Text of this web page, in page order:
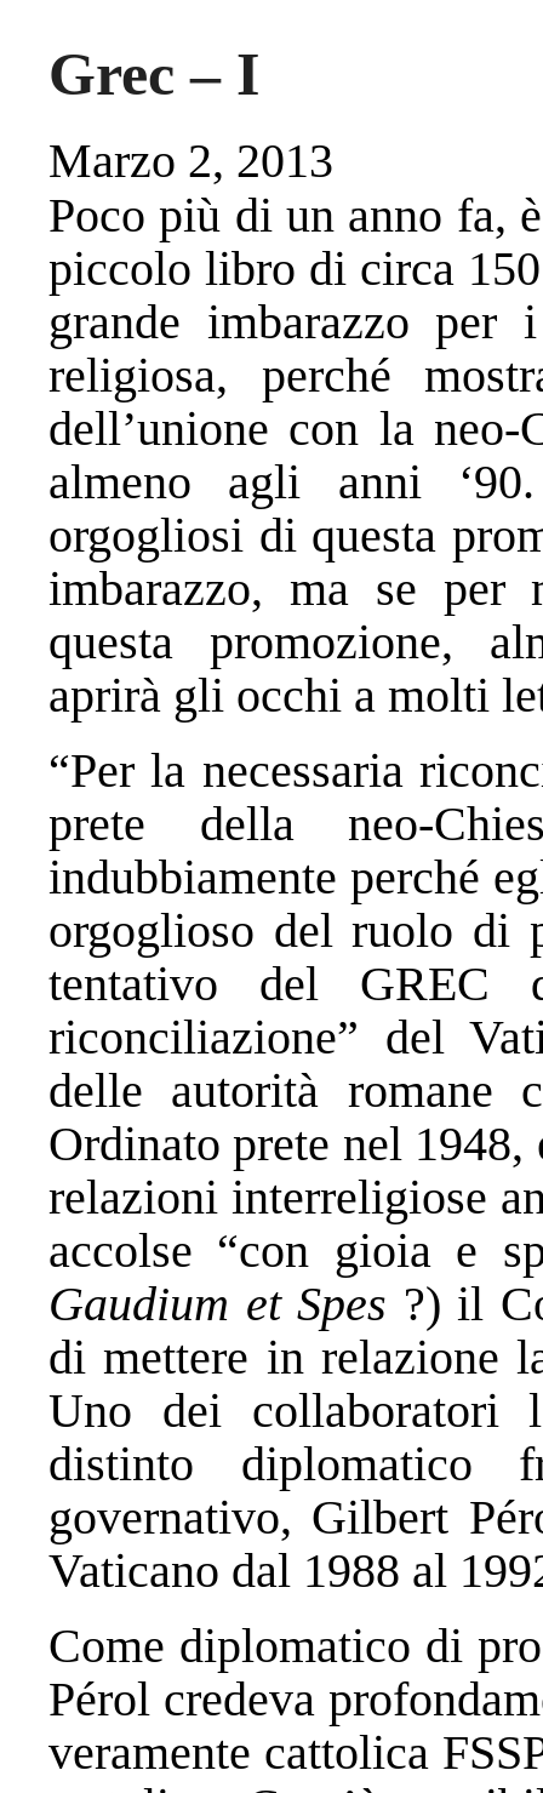
Grec – I
Marzo 2, 2013
Poco più di un anno fa,
piccolo libro di circa 150
grande imbarazzo
religiosa, perché
dell’unione con la
almeno agli anni
orgogliosi di questa
imbarazzo, ma se per
questa promozione,
aprirà gli occhi a molti
“Per la necessaria
prete della neo-
indubbiamente perché
orgoglioso del ruolo di
tentativo del GREC
riconciliazione” del
delle autorità romane
Ordinato prete nel
relazioni interreligiose
accolse “con gioia e
Gaudium et Spes ?) il
di mettere in relazione
Uno dei
distinto diplomatico
governativo, Gilbert
Vaticano dal 1988 al
Come diplomatico di
Pérol credeva
veramente cattolica